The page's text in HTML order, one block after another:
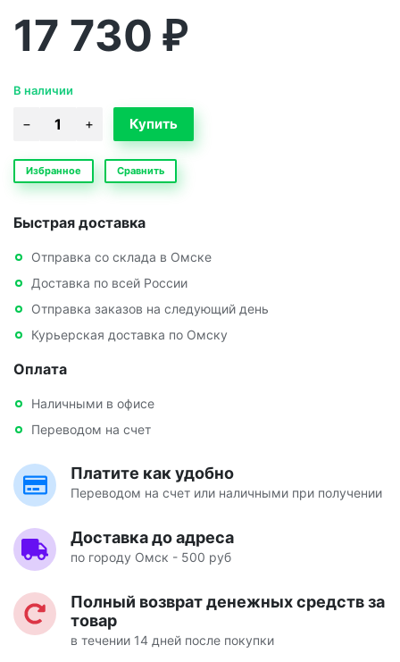
17 730 ₽
В наличии
Избранное Сравнить
Быстрая доставка
Отправка со склада в Омске
Доставка по всей России
Отправка заказов на следующий день
Курьерская доставка по Омску
Оплата
Наличными в офисе
Переводом на счет
Платите как удобно
Переводом на счет или наличными при получении
Доставка до адреса
по городу Омск - 500 руб
Полный возврат денежных средств за
товар
в течении 14 дней после покупки